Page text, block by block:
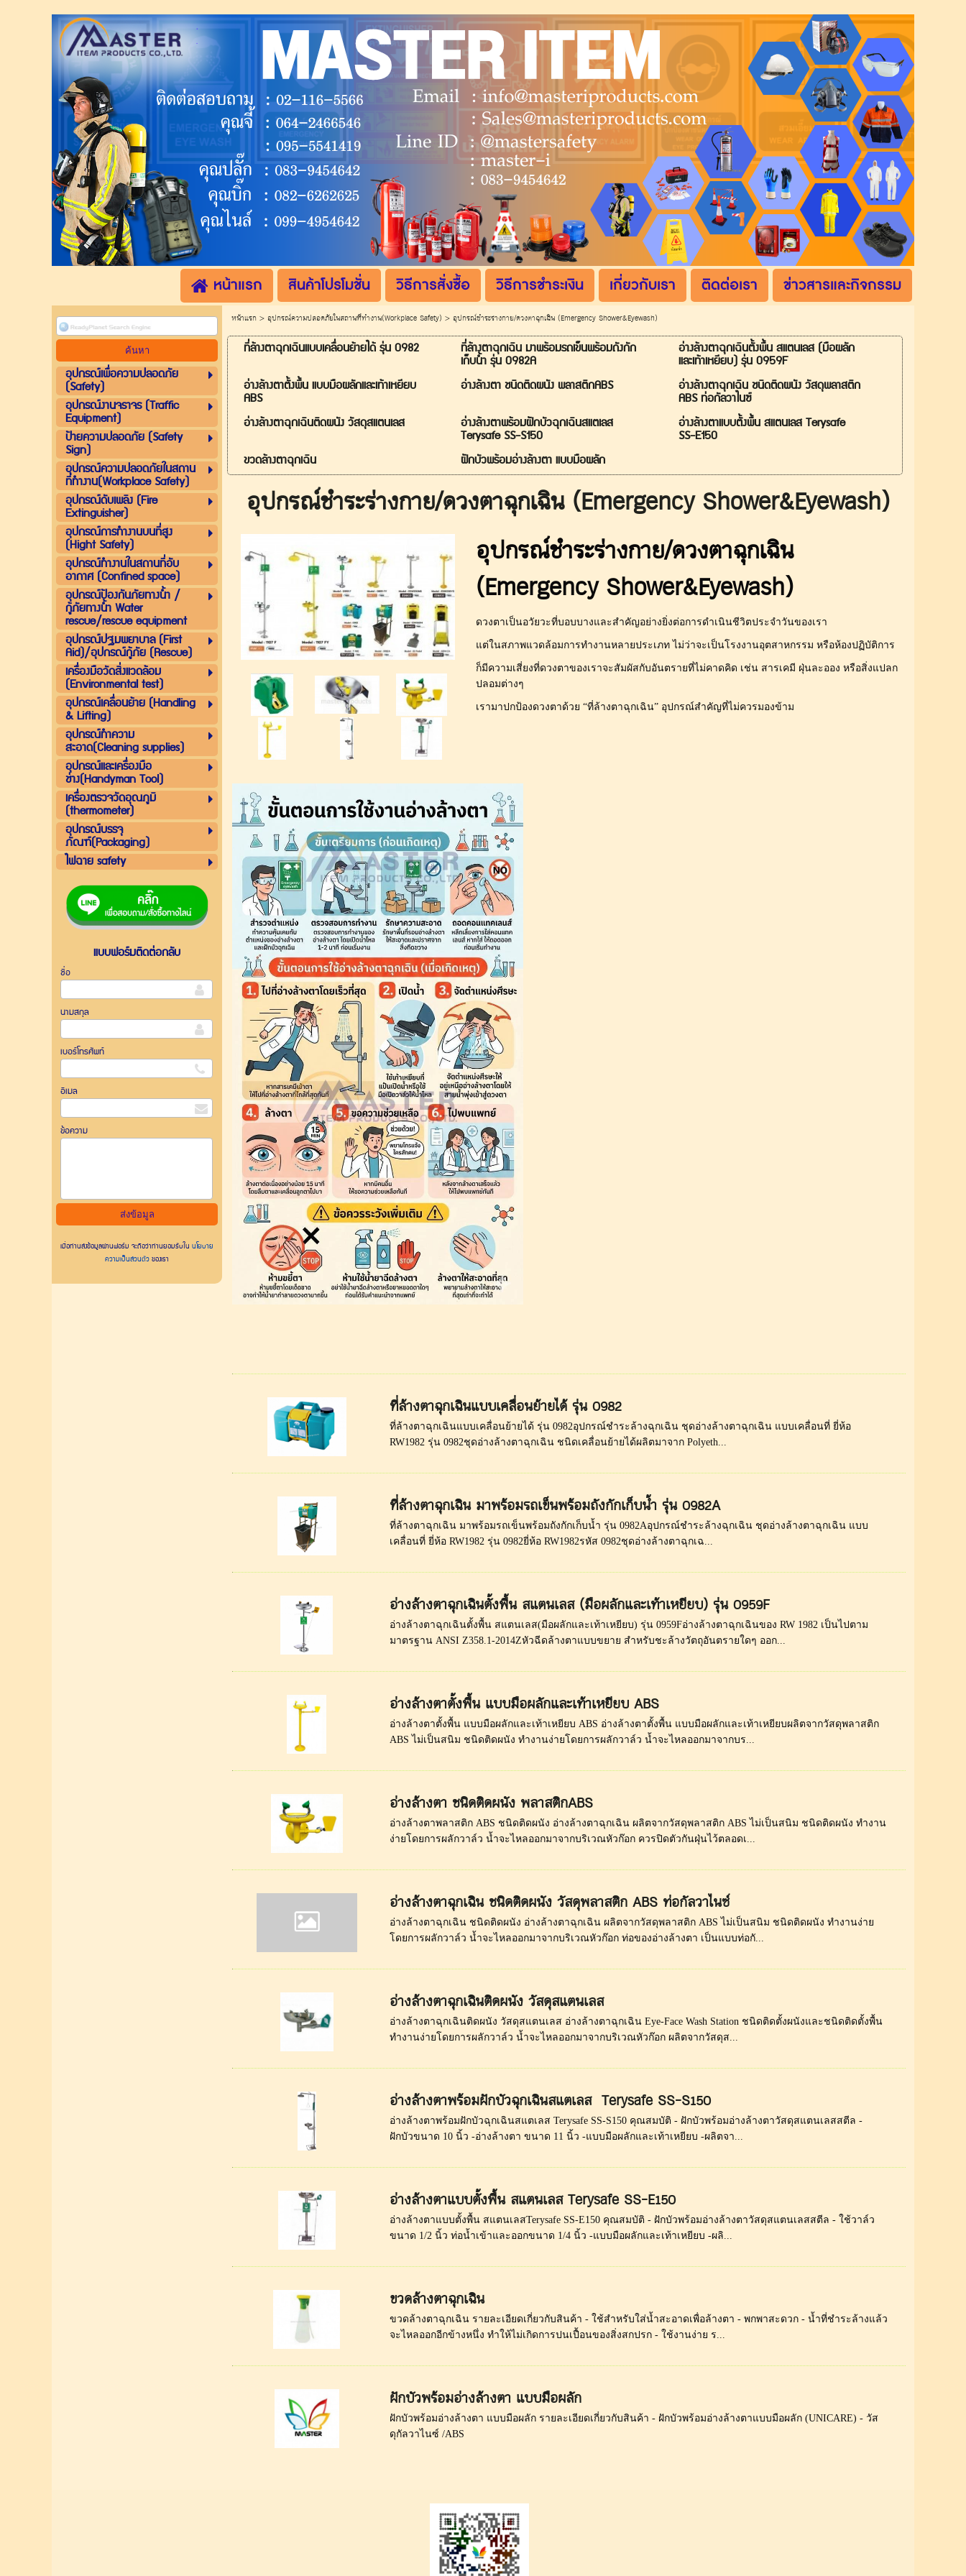
.
.
หน้าแรก สินค้าโปรโมชั่น วิธีการสั่งซื้อ วิธีการชำระเงิน เกี่ยวกับเรา ติดต่อเรา ข่าวสารและกิจกรรม
อุปกรณ์เพื่อความปลอดภัย
(Safety)
อุปกรณ์งานจราจร (Traffic
Equipment)
ป้ายความปลอดภัย (Safety
Sign)
อุปกรณ์ความปลอดภัยในสถาน
ที่ทำงาน(Workplace Safety)
อุปกรณ์ดับเพลิง (Fire
Extinguisher)
อุปกรณ์การทำงานบนที่สูง
(Hight Safety)
อุปกรณ์ทำงานในสถานที่อับ
อากาศ (Confined space)
อุปกรณ์ป้องกันภัยทางน้ำ /
กู้ภัยทางน้ำ Water
rescue/rescue equipment
อุปกรณ์ปฐมพยาบาล (First
Aid)/อุปกรณ์กู้ภัย (Rescue)
เครื่องมือวัดสิ่งแวดล้อม
(Environmental test)
อุปกรณ์เคลื่อนย้าย (Handling
& Lifting)
อุปกรณ์ทำความ
สะอาด(Cleaning supplies)
อุปกรณ์และเครื่องมือ
ช่าง(Handyman Tool)
เครื่องตรวจวัดอุณภูมิ
(thermometer)
อุปกรณ์บรรจุ
ภัณฑ์(Packaging)
ไฟฉาย safety
แบบฟอร์มติดต่อกลับ
ชื่อ
นามสกุล
เบอร์โทรศัพท์
อีเมล
ข้อความ
เมื่อท่านส่งข้อมูลผ่านฟอร์ม จะถือว่าท่านยอมรับใน นโยบาย
ความเป็นส่วนตัวของเรา
หน้าแรก> อุปกรณ์ความปลอดภัยในสถานที่ทำงาน(Workplace Safety) > อุปกรณ์ชำระร่างกาย/ดวงตาฉุกเฉิน (Emergency Shower&Eyewash)
ที่ล้างตาฉุกเฉินแบบเคลื่อนย้ายได้ รุ่น 0982 ที่ล้างตาฉุกเฉิน มาพร้อมรถเข็นพร้อมถังกัก
เก็บน้ำ รุ่น 0982A
อ่างล้างตาฉุกเฉินตั้งพื้น สแตนเลส (มือผลัก
และเท้าเหยียบ) รุ่น 0959F
อ่างล้างตาตั้งพื้น แบบมือผลักและเท้าเหยียบ
ABS
อ่างล้างตา ชนิดติดผนัง พลาสติกABS อ่างล้างตาฉุกเฉิน ชนิดติดผนัง วัสดุพลาสติก
ABS ท่อกัลวาไนซ์
อ่างล้างตาฉุกเฉินติดผนัง วัสดุสแตนเลส
อ่างล้างตาพร้อมฝักบัวฉุกเฉินสแตเลส
Terysafe SS-S150
อ่างล้างตาแบบตั้งพื้น สแตนเลส Terysafe
SS-E150
ขวดล้างตาฉุกเฉิน
ฝักบัวพร้อมอ่างล้างตา แบบมือผลัก
อุปกรณ์ชำระร่างกาย/ดวงตาฉุกเฉิน (Emergency Shower&Eyewash)
อุปกรณ์ชำระร่างกาย/ดวงตาฉุกเฉิน
(Emergency Shower&Eyewash)
ดวงตาเป็นอวัยวะที่บอบบางและสำคัญอย่างยิ่งต่อการดำเนินชีวิตประจำวันของเรา
แต่ในสภาพแวดล้อมการทำงานหลายประเภท ไม่ว่าจะเป็นโรงงานอุตสาหกรรม หรือห้องปฏิบัติการ
ก็มีความเสี่ยงที่ดวงตาของเราจะสัมผัสกับอันตรายที่ไม่คาดคิด เช่น สารเคมี ฝุ่นละออง หรือสิ่งแปลก
ปลอมต่างๆ
เรามาปกป้องดวงตาด้วย “ที่ล้างตาฉุกเฉิน” อุปกรณ์สำคัญที่ไม่ควรมองข้าม
ที่ล้างตาฉุกเฉินแบบเคลื่อนย้ายได้ รุ่น 0982
ที่ล้างตาฉุกเฉินแบบเคลื่อนย้ายได้ รุ่น 0982อุปกรณ์ชำระล้างฉุกเฉิน ชุดอ่างล้างตาฉุกเฉิน แบบเคลื่อนที่ ยี่ห้อ
RW1982 รุ่น 0982ชุดอ่างล้างตาฉุกเฉิน ชนิดเคลื่อนย้ายได้ผลิตมาจาก Polyeth...
ที่ล้างตาฉุกเฉิน มาพร้อมรถเข็นพร้อมถังกักเก็บน้ำ รุ่น 0982A
ที่ล้างตาฉุกเฉิน มาพร้อมรถเข็นพร้อมถังกักเก็บน้ำ รุ่น 0982Aอุปกรณ์ชำระล้างฉุกเฉิน ชุดอ่างล้างตาฉุกเฉิน แบบ
เคลื่อนที่ ยี่ห้อ RW1982 รุ่น 0982ยี่ห้อ RW1982รหัส 0982ชุดอ่างล้างตาฉุกเฉ...
อ่างล้างตาฉุกเฉินตั้งพื้น สแตนเลส (มือผลักและเท้าเหยียบ) รุ่น 0959F
อ่างล้างตาฉุกเฉินตั้งพื้น สแตนเลส(มือผลักและเท้าเหยียบ) รุ่น 0959Fอ่างล้างตาฉุกเฉินของ RW 1982 เป็นไปตาม
มาตรฐาน ANSI Z358.1-2014Zหัวฉีดล้างตาแบบขยาย สำหรับชะล้างวัตถุอันตรายใดๆ ออก...
อ่างล้างตาตั้งพื้น แบบมือผลักและเท้าเหยียบ ABS
อ่างล้างตาตั้งพื้น แบบมือผลักและเท้าเหยียบ ABS อ่างล้างตาตั้งพื้น แบบมือผลักและเท้าเหยียบผลิตจากวัสดุพลาสติก
ABS ไม่เป็นสนิม ชนิดติดผนัง ทำงานง่ายโดยการผลักวาล์ว น้ำจะไหลออกมาจากบร...
อ่างล้างตา ชนิดติดผนัง พลาสติกABS
อ่างล้างตาพลาสติก ABS ชนิดติดผนัง อ่างล้างตาฉุกเฉิน ผลิตจากวัสดุพลาสติก ABS ไม่เป็นสนิม ชนิดติดผนัง ทำงาน
ง่ายโดยการผลักวาล์ว น้ำจะไหลออกมาจากบริเวณหัวก๊อก ควรปิดตัวกันฝุ่นไว้ตลอดเ...
อ่างล้างตาฉุกเฉิน ชนิดติดผนัง วัสดุพลาสติก ABS ท่อกัลวาไนซ์
อ่างล้างตาฉุกเฉิน ชนิดติดผนัง อ่างล้างตาฉุกเฉิน ผลิตจากวัสดุพลาสติก ABS ไม่เป็นสนิม ชนิดติดผนัง ทำงานง่าย
โดยการผลักวาล์ว น้ำจะไหลออกมาจากบริเวณหัวก๊อก ท่อของอ่างล้างตา เป็นแบบท่อกั...
อ่างล้างตาฉุกเฉินติดผนัง วัสดุสแตนเลส
อ่างล้างตาฉุกเฉินติดผนัง วัสดุสแตนเลส อ่างล้างตาฉุกเฉิน Eye-Face Wash Station ชนิดติดตั้งผนังและชนิดติดตั้งพื้น
ทำงานง่ายโดยการผลักวาล์ว น้ำจะไหลออกมาจากบริเวณหัวก๊อก ผลิตจากวัสดุส...
อ่างล้างตาพร้อมฝักบัวฉุกเฉินสแตเลส Terysafe SS-S150
อ่างล้างตาพร้อมฝักบัวฉุกเฉินสแตเลส Terysafe SS-S150 คุณสมบัติ - ฝักบัวพร้อมอ่างล้างตาวัสดุสแตนเลสสตีล -
ฝักบัวขนาด 10 นิ้ว -อ่างล้างตา ขนาด 11 นิ้ว -แบบมือผลักและเท้าเหยียบ -ผลิตจา...
อ่างล้างตาแบบตั้งพื้น สแตนเลส Terysafe SS-E150
อ่างล้างตาแบบตั้งพื้น สแตนเลสTerysafe SS-E150 คุณสมบัติ - ฝักบัวพร้อมอ่างล้างตาวัสดุสแตนเลสสตีล - ใช้วาล์ว
ขนาด 1/2 นิ้ว ท่อน้ำเข้าและออกขนาด 1/4 นิ้ว -แบบมือผลักและเท้าเหยียบ -ผลิ...
ขวดล้างตาฉุกเฉิน
ขวดล้างตาฉุกเฉิน รายละเอียดเกี่ยวกับสินค้า - ใช้สำหรับใส่น้ำสะอาดเพื่อล้างตา - พกพาสะดวก - น้ำที่ชำระล้างแล้ว
จะไหลออกอีกข้างหนึ่ง ทำให้ไม่เกิดการปนเปื้อนของสิ่งสกปรก - ใช้งานง่าย ร...
ฝักบัวพร้อมอ่างล้างตา แบบมือผลัก
ฝักบัวพร้อมอ่างล้างตา แบบมือผลัก รายละเอียดเกี่ยวกับสินค้า - ฝักบัวพร้อมอ่างล้างตาแบบมือผลัก (UNICARE) - วัส
ดุกัลวาไนซ์ /ABS